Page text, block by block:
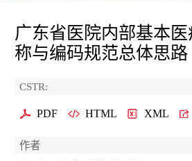
广东省医院内部基本
称与编码规范总体思路
CSTR:
PDF HTML XML
作者